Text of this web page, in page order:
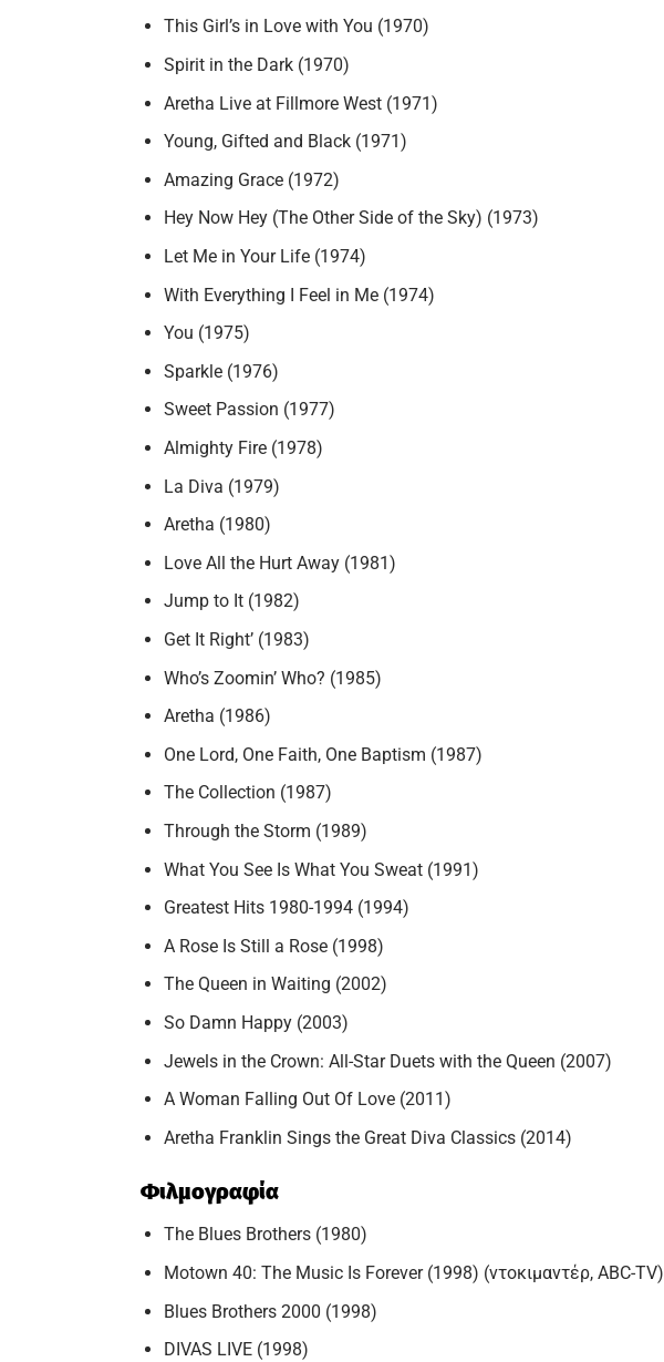
This Girl’s in Love with You (1970)
Spirit in the Dark (1970)
Aretha Live at Fillmore West (1971)
Young, Gifted and Black (1971)
Amazing Grace (1972)
Hey Now Hey (The Other Side of the Sky) (1973)
Let Me in Your Life (1974)
With Everything I Feel in Me (1974)
You (1975)
Sparkle (1976)
Sweet Passion (1977)
Almighty Fire (1978)
La Diva (1979)
Aretha (1980)
Love All the Hurt Away (1981)
Jump to It (1982)
Get It Right’ (1983)
Who’s Zoomin’ Who? (1985)
Aretha (1986)
One Lord, One Faith, One Baptism (1987)
The Collection (1987)
Through the Storm (1989)
What You See Is What You Sweat (1991)
Greatest Hits 1980-1994 (1994)
A Rose Is Still a Rose (1998)
The Queen in Waiting (2002)
So Damn Happy (2003)
Jewels in the Crown: All-Star Duets with the Queen (2007)
A Woman Falling Out Of Love (2011)
Aretha Franklin Sings the Great Diva Classics (2014)
Φιλμογραφία
The Blues Brothers (1980)
Motown 40: The Music Is Forever (1998) (ντοκιμαντέρ, ABC-TV)
Blues Brothers 2000 (1998)
DIVAS LIVE (1998)